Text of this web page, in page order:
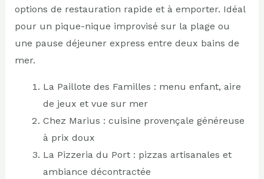
options de restauration rapide et à emporter. Idéal
pour un pique-nique improvisé sur la plage ou
une pause déjeuner express entre deux bains de
mer.
La Paillote des Familles : menu enfant, aire
de jeux et vue sur mer
Chez Marius : cuisine provençale généreuse
à prix doux
La Pizzeria du Port : pizzas artisanales et
ambiance décontractée